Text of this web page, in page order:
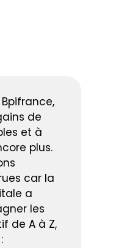
de
et à
plus.
car la
a
les
de A à Z,